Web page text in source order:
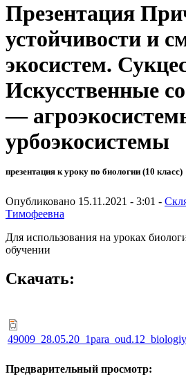
Презентация
устойчивости и
экосистем.
Искусственные
—
урбоэкосистемы
презентация к уроку по биологии (10 класс)
Опубликовано 15.11.2021 - 3:01 -
Тимофеевна
Для использования на уроках
обучении
Скачать:
Предварительный просмотр: